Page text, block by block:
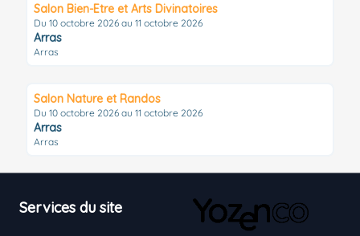
Salon Bien-Etre et Arts Divinatoires
Du 10 octobre 2026 au 11 octobre 2026
Arras
Arras
Salon Nature et Randos
Du 10 octobre 2026 au 11 octobre 2026
Arras
Arras
Services du site